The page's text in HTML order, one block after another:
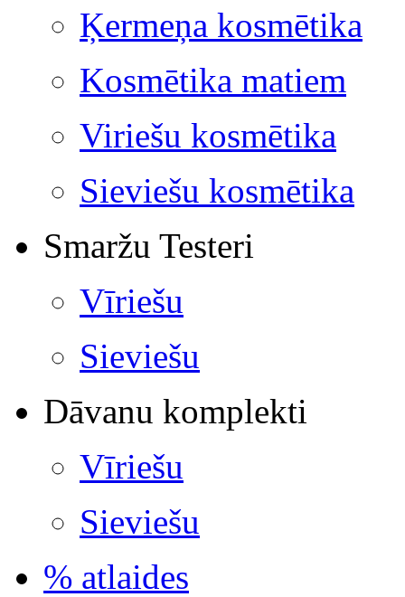
Ķermeņa kosmētika
Kosmētika matiem
Viriešu kosmētika
Sieviešu kosmētika
Smaržu Testeri
Vīriešu
Sieviešu
Dāvanu komplekti
Vīriešu
Sieviešu
% atlaides